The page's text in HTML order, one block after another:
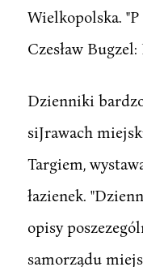
Wielkopolska. "P
Czesław Bugzel:
Dzienniki
siJrawach
Targiem,
łazienek.
opisy
samorządu